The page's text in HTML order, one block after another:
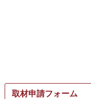
取材申請フォーム